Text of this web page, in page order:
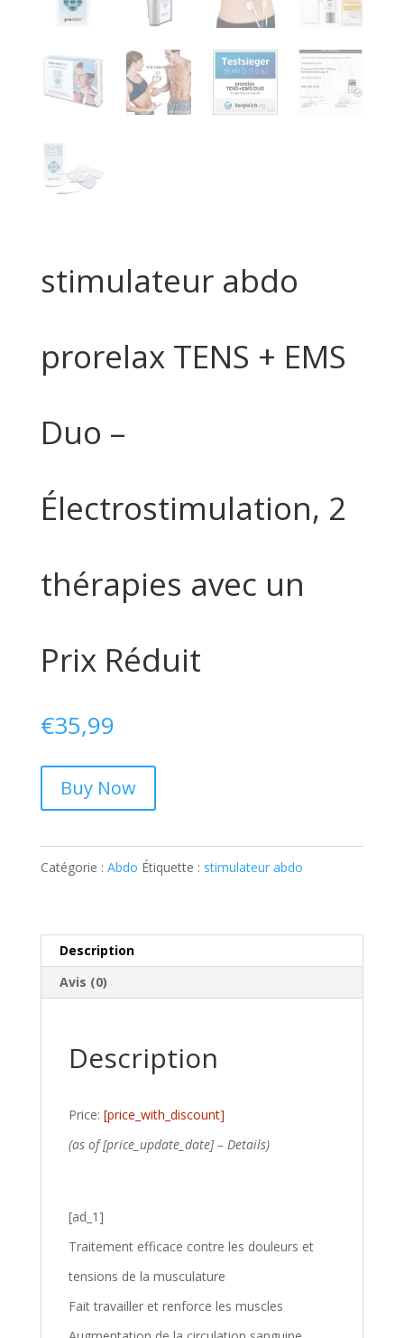
stimulateur abdo
prorelax TENS + EMS
Duo –
Électrostimulation, 2
thérapies avec un
Prix Réduit
€35,99
Buy Now
Catégorie : Abdo Étiquette : stimulateur abdo
Description
Avis (0)
Description
Price: [price_with_discount]
(as of [price_update_date] – Details)
[ad_1]
Traitement efficace contre les douleurs et
tensions de la musculature
Fait travailler et renforce les muscles